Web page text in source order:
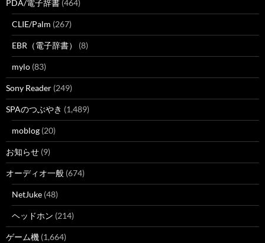
PDA/電子辞書 (464)
CLIE/Palm (267)
EBR（電子辞書） (8)
mylo (83)
Sony Reader (249)
SPAのつぶやき (1,489)
moblog (20)
お知らせ (9)
オーディオ一般 (674)
NetJuke (48)
ヘッドホン (214)
ゲーム機 (1,664)